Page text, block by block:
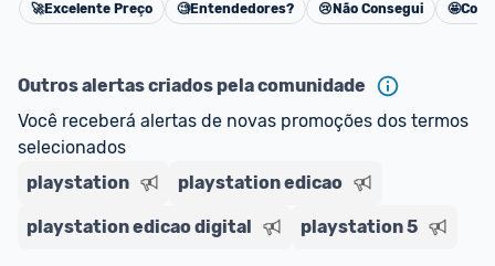
Cancelar
🚀Excelente Preço 🧐Entendedores? 😢 Não Consegui 🤩
Outros alertas criados pela comunidade
Você receberá alertas de novas promoções dos termos
selecionados
playstation
playstation edicao
playstation edicao digital playstation 5